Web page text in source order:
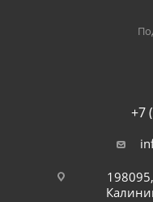
+7